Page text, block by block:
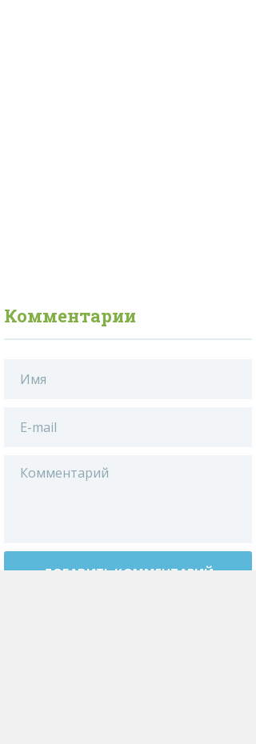
Комментарии
ДОБАВИТЬ КОММЕНТАРИЙ